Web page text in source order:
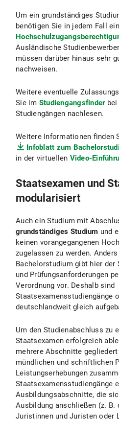
Um ein grundständiges
benötigen Sie in jedem Fall
Ausländische
müssen darüber hinaus sehr
nachweisen.
Weitere eventuelle
Sie im Studiengangsfinderbei
Studiengängen nachlesen.
Weitere Informationen finden
Infoblatt zum
in der virtuellen Video-
Staatsexamen und
modularisiert
Auch ein Studium mit
grundständiges Studium und
keinen vorangegangenen
zugelassen zu werden.
Bachelorstudium gibt hier der
und Prüfungsanforderungen
Verordnung vor. Deshalb sind
Staatsexamensstudiengänge
deutschlandweit gleich
Um den Studienabschluss zu
Staatsexamen erfolgreich
mehrere Abschnitte
mündlichen und schriftlichen
Leistungserhebungen
Staatsexamensstudiengänge
Ausbildungsabschnitte, die
Ausbildung anschließen (z. B.
Juristinnen und Juristen oder